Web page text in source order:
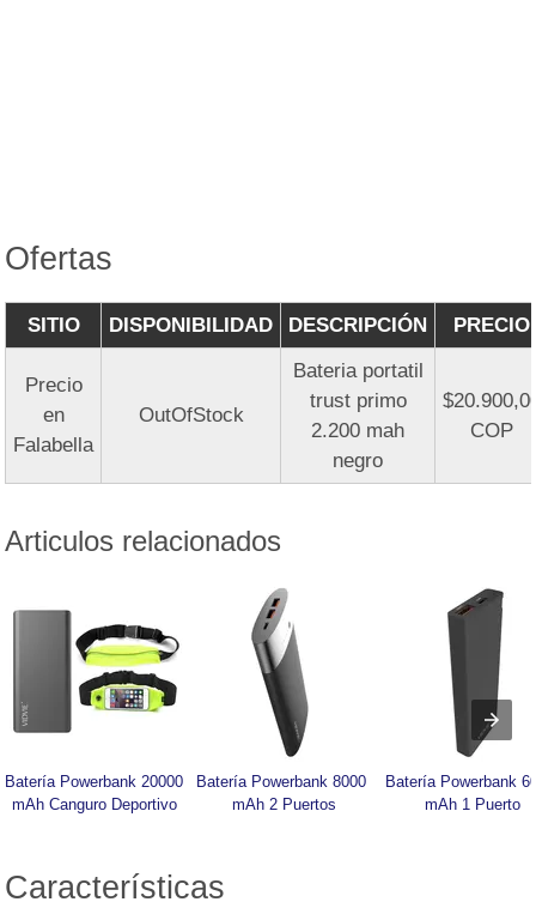
Ofertas
SITIO DISPONIBILIDAD DESCRIPCIÓN PRECIO
Precio
en
Falabella
OutOfStock
Bateria portatil
trust primo
2.200 mah
negro
COP
Articulos relacionados
Batería Powerbank 20000
mAh Canguro Deportivo
Batería Powerbank 8000
mAh 2 Puertos
Batería Powerbank
mAh 1 Puerto
Características